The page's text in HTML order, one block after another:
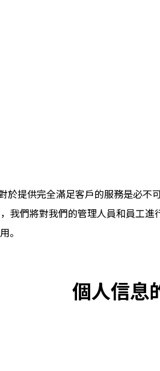
提供完全滿足客戶的服務是必
們將對我們的管理人員和員工
。
個人信息